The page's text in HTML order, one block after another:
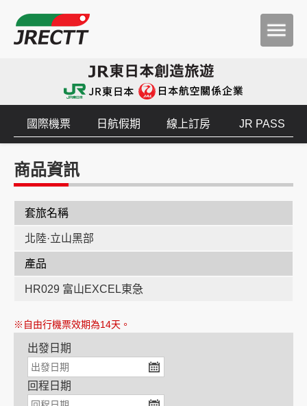
創造旅遊
國際機票 日航假期 線上訂房 JR PASS
商品資訊
套旅名稱
北陸·立山黑部
產品
HR029 富山EXCEL東急
※自由行機票效期為14天。
出發日期
回程日期